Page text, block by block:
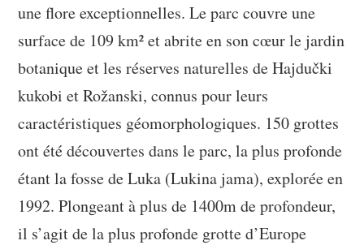
une flore exceptionnelles. Le parc couvre une
surface de 109 km² et abrite en son cœur le jardin
botanique et les réserves naturelles de Hajdučki
kukobi et Rožanski, connus pour leurs
caractéristiques géomorphologiques. 150 grottes
ont été découvertes dans le parc, la plus profonde
étant la fosse de Luka (Lukina jama), explorée en
1992. Plongeant à plus de 1400m de profondeur,
il s’agit de la plus profonde grotte d’Europe